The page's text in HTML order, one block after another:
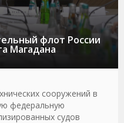
флот России
Магадана
сооружений в
федеральную
судов